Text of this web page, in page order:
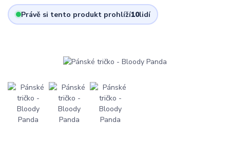
Právě si tento produkt prohlíží10lidí